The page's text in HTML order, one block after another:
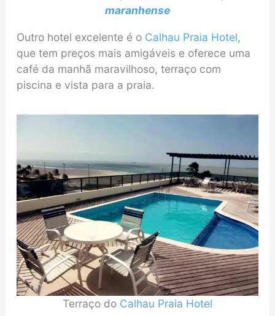
maranhense
Outro hotel excelente é o Calhau Praia Hotel,
que tem preços mais amigáveis e oferece uma
café da manhã maravilhoso, terraço com
piscina e vista para a praia.
Terraço do Calhau Praia Hotel